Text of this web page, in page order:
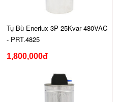
Tụ Bù Enerlux 3P 25Kvar 480VAC
- PRT.4825
1,800,000đ